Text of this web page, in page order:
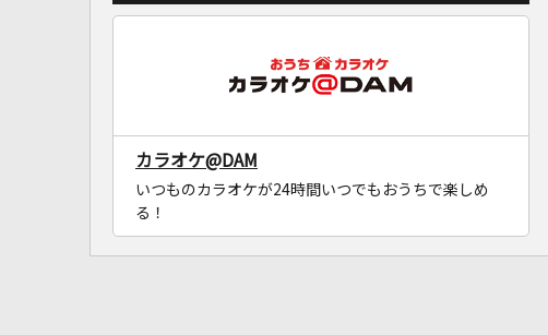
カラオケ@DAM
いつものカラオケが24時間いつでもおうちで楽しめ
る！